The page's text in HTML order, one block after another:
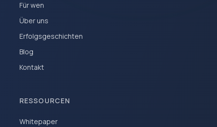
Für wen
Über uns
Erfolgsgeschichten
Blog
Kontakt
RESSOURCEN
Whitepaper